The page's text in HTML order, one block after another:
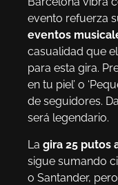
evento refuerza
eventos
casualidad que
para esta gira.
en tu piel’ o
de seguidores.
será legendario.
La gira 25 putos
sigue sumando
o Santander,